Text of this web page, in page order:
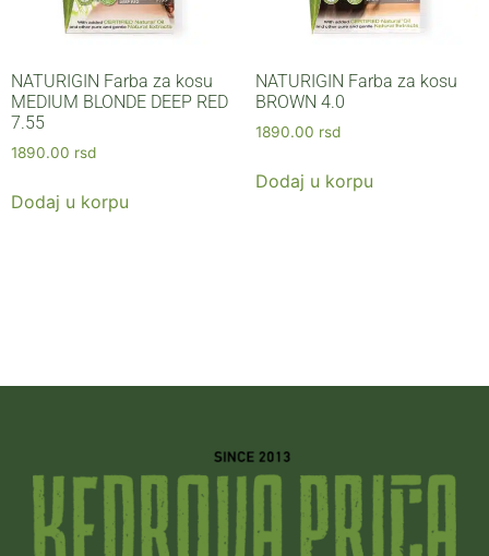
NATURIGIN Farba za kosu
MEDIUM BLONDE DEEP RED
7.55
1890.00 rsd
Dodaj u korpu
NATURIGIN Farba za kosu
BROWN 4.0
1890.00 rsd
Dodaj u korpu